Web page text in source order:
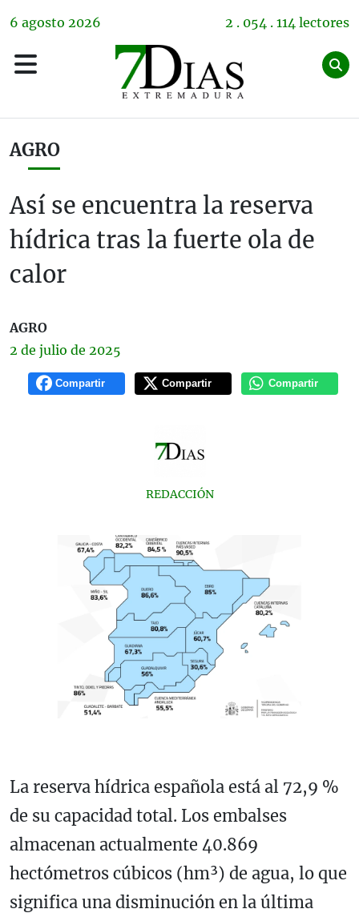
6 agosto 2026 2 . 054 . 114 lectores
AGRO
Así se encuentra la reserva
hídrica tras la fuerte ola de
calor
AGRO
2 de julio de 2025
Compartir Compartir Compartir
REDACCIÓN
La reserva hídrica española está al 72,9 %
de su capacidad total. Los embalses
almacenan actualmente 40.869
hectómetros cúbicos (hm³) de agua, lo que
significa una disminución en la última